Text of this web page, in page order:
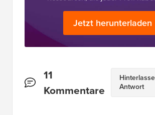
Jetzt herunterladen
Leserinteraktionen
11
Kommentare
Antwort